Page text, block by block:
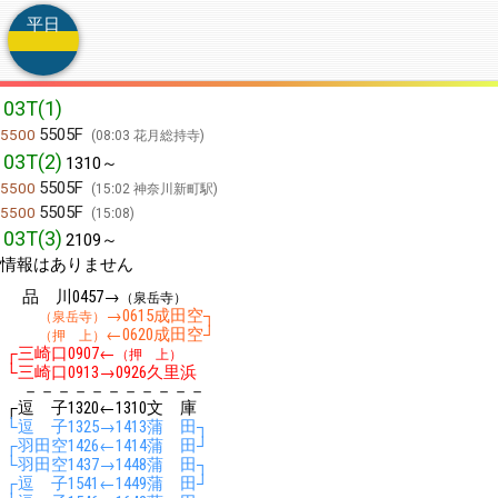
平日
03T(1)
5500 5505F 08:03 花月総持寺
03T(2) 1310～
5500 5505F 15:02 神奈川新町駅
5500 5505F 15:08
03T(3)2109～
情報はありません
品 川0457→ （泉岳寺）
（泉岳寺） →0615成田空┐
（押 上） ←0620成田空┘
┌三崎口0907← （押 上）
└三崎口0913→0926久里浜
－－－－－－－－－－－
┌逗 子1320←1310文 庫
└逗 子1325→1413蒲 田┐
┌羽田空1426←1414蒲 田┘
└羽田空1437→1448蒲 田┐
┌逗 子1541 ←1449蒲 田┘